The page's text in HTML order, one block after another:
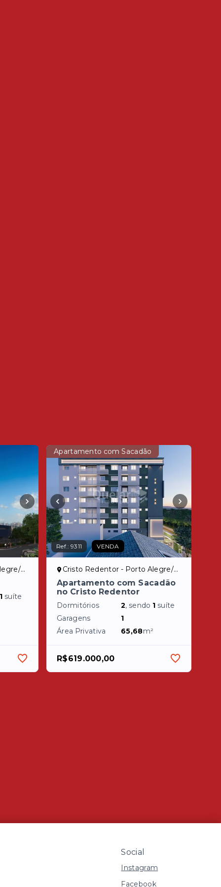
RS
1 suíte
Apartamento com Sacadão
Ref.:9311 VENDA
Cristo Redentor - Porto Alegre/RS
Apartamento com Sacadão
no Cristo Redentor
Dormitórios 2, sendo 1 suíte
Garagens
1
Área Privativa
65,68m²
R$619.000,00
Social
Instagram
Facebook